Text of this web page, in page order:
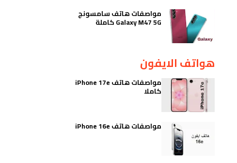
مواصفات هاتف سامسونج
Galaxy M47 5G كاملة
هواتف الايفون
مواصفات هاتف iPhone 17e
كاملا
مواصفات هاتف iPhone 16e